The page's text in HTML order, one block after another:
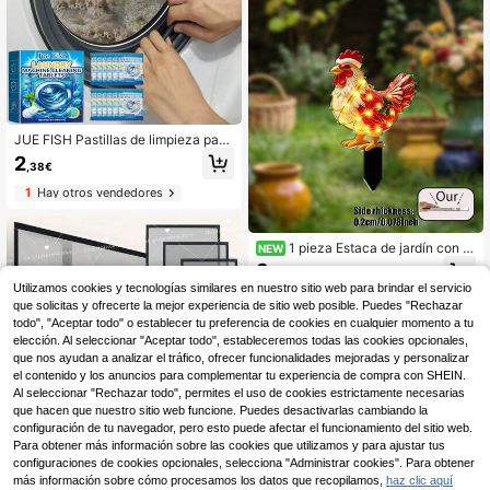
JUE FISH Pastillas de limpieza para
lavadora, fórmula de limpieza profu
nda, adecuadas para lavadoras de
carga superior y frontal, elimina olor
es, manchas de agua dura, sarro, re
món fresco, mantenimiento mensua
l, santuario del hogar, imprescindibl
e
2 ,38€
1Hay otros vendedores
Ahorro de 0,20€
Almacén UE 1 pieza Pantalla de mall
a para ventana, red a prueba de mo
#1 Más vendidos en Mosquitera para puertas y ventanas
NEW 1 pieza Estaca de jardín con g
allo navideño, decoración de sombr
efecto de luz cálida, decoración de
maceta impermeable para exteriore
s, adecuada para jardín navideño, c
ésped, jardín, decoración de estaca
de planta en maceta, decoración fe
stiva
3
Utilizamos cookies y tecnologías similares en nuestro sitio web para brindar el servicio
que solicitas y ofrecerte la mejor experiencia de sitio web posible. Puedes "Rechazar
todo", "Aceptar todo" o establecer tu preferencia de cookies en cualquier momento a tu
elección. Al seleccionar "Aceptar todo", estableceremos todas las cookies opcionales,
que nos ayudan a analizar el tráfico, ofrecer funcionalidades mejoradas y personalizar
el contenido y los anuncios para complementar tu experiencia de compra con SHEIN.
Al seleccionar "Rechazar todo", permites el uso de cookies estrictamente necesarias
que hacen que nuestro sitio web funcione. Puedes desactivarlas cambiando la
configuración de tu navegador, pero esto puede afectar el funcionamiento del sitio web.
Para obtener más información sobre las cookies que utilizamos y para ajustar tus
configuraciones de cookies opcionales, selecciona "Administrar cookies". Para obtener
más información sobre cómo procesamos los datos que recopilamos, haz clic aquí